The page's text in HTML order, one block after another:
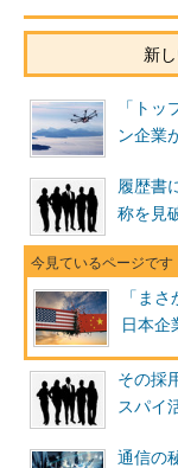
新
「ト
ン企業
履歴書
称を見
「ま
日本企
その採
スパイ
通信の